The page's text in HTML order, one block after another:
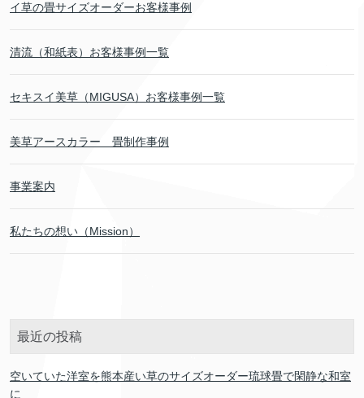
イ草の畳サイズオーダーお客様事例
清流（和紙表）お客様事例一覧
セキスイ美草（MIGUSA）お客様事例一覧
美草アースカラー 畳制作事例
事業案内
私たちの想い（Mission）
最近の投稿
空いていた洋室を熊本産い草のサイズオーダー琉球畳で閑静な和室
に